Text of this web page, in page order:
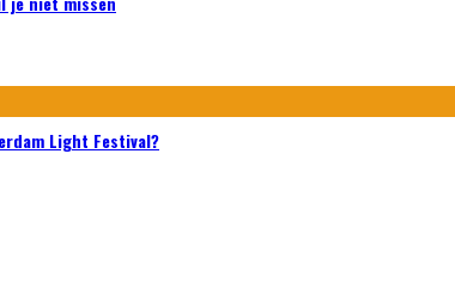
Light Festival?